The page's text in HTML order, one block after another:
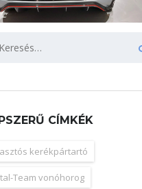
CÍMKÉK
kerékpártartó
Team vonóhorog